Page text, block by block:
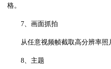
格。
7、画面抓拍
从任意视频帧截取高分辨率照
8、主题